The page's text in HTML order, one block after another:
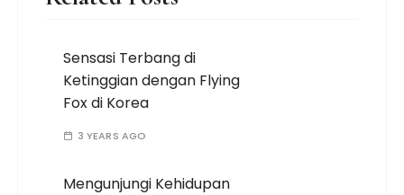
Sensasi Terbang di
Ketinggian dengan Flying
Fox di Korea
3 YEARS AGO
Mengunjungi Kehidupan